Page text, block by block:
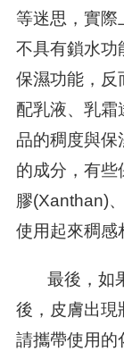
等迷思，實際
不具有鎖水功
保濕功能，反
配乳液、乳霜
品的稠度與保
的成分，有些
膠(Xanthan)
使用起來稠感
最後，如果
後，皮膚出現
請攜帶使用的